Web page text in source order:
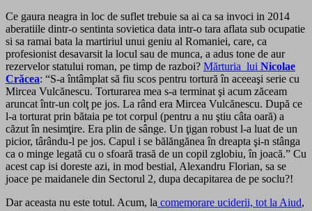
Ce gaura neagra in loc de suflet trebuie sa ai ca sa invoci in 2014
aberatiile dintr-o sentinta sovietica data intr-o tara aflata sub ocupatie
si sa ramai bata la martiriul unui geniu al Romaniei, care, ca
profesionist desavarsit la locul sau de munca, a adus tone de aur
rezervelor statului roman, pe timp de razboi? Mărturia lui Nicolae
Crăcea: “S-a întâmplat să fiu scos pentru tortură în aceeaşi serie cu
Mircea Vulcănescu. Torturarea mea s-a terminat şi acum zăceam
aruncat într-un colţ pe jos. La rând era Mircea Vulcănescu. După ce
l-a torturat prin bătaia pe tot corpul (pentru a nu ştiu câta oară) a
căzut în nesimţire. Era plin de sânge. Un ţigan robust l-a luat de un
picior, târându-l pe jos. Capul i se bălăngănea în dreapta şi-n stânga
ca o minge legată cu o sfoară trasă de un copil zglobiu, în joacă.” Cu
acest cap isi doreste azi, in mod bestial, Alexandru Florian, sa se
joace pe maidanele din Sectorul 2, dupa decapitarea de pe soclu?!
Dar aceasta nu este totul. Acum, la comemorare uciderii, tot la Aiud,